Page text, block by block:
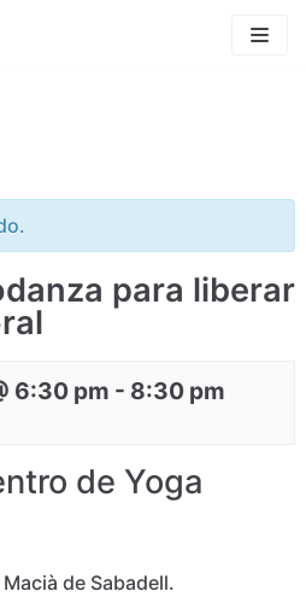
para liberar
6:30 pm - 8:30 pm
de Yoga
de Sabadell.